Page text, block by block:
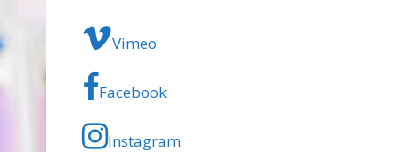
Vimeo
Facebook
Instagram